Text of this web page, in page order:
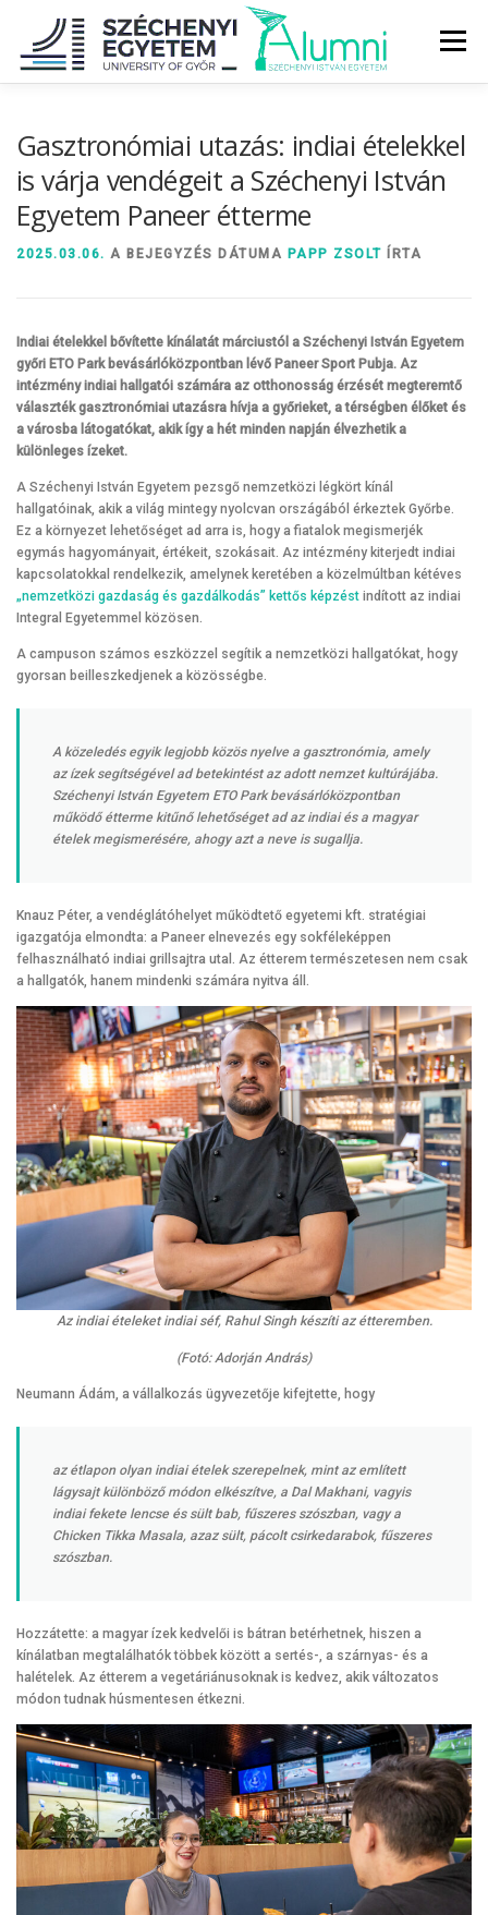
tartalomhoz
Menü
DIPLOMAÁTADÓ DIPLOMÁN TÚL
Gasztronómiai utazás: indiai ételekkel
is várja vendégeit a Széchenyi István
Egyetem Paneer étterme
2025.03.06. A BEJEGYZÉS DÁTUMA PAPP ZSOLT ÍRTA
Indiai ételekkel bővítette kínálatát márciustól a Széchenyi István Egyetem
győri ETO Park bevásárlóközpontban lévő Paneer Sport Pubja. Az
intézmény indiai hallgatói számára az otthonosság érzését megteremtő
választék gasztronómiai utazásra hívja a győrieket, a térségben élőket és
a városba látogatókat, akik így a hét minden napján élvezhetik a
különleges ízeket.
A Széchenyi István Egyetem pezsgő nemzetközi légkört kínál
hallgatóinak, akik a világ mintegy nyolcvan országából érkeztek Győrbe.
Ez a környezet lehetőséget ad arra is, hogy a fiatalok megismerjék
egymás hagyományait, értékeit, szokásait. Az intézmény kiterjedt indiai
kapcsolatokkal rendelkezik, amelynek keretében a közelmúltban kétéves
„nemzetközi gazdaság és gazdálkodás” kettős képzést indított az indiai
Integral Egyetemmel közösen.
A campuson számos eszközzel segítik a nemzetközi hallgatókat, hogy
gyorsan beilleszkedjenek a közösségbe.
A közeledés egyik legjobb közös nyelve a gasztronómia, amely
az ízek segítségével ad betekintést az adott nemzet kultúrájába.
Széchenyi István Egyetem ETO Park bevásárlóközpontban
működő étterme kitűnő lehetőséget ad az indiai és a magyar
ételek megismerésére, ahogy azt a neve is sugallja.
Knauz Péter, a vendéglátóhelyet működtető egyetemi kft. stratégiai
igazgatója elmondta: a Paneer elnevezés egy sokféleképpen
felhasználható indiai grillsajtra utal. Az étterem természetesen nem csak
a hallgatók, hanem mindenki számára nyitva áll.
Az indiai ételeket indiai séf, Rahul Singh készíti az étteremben.
(Fotó: Adorján András)
Neumann Ádám, a vállalkozás ügyvezetője kifejtette, hogy
az étlapon olyan indiai ételek szerepelnek, mint az említett
lágysajt különböző módon elkészítve, a Dal Makhani, vagyis
indiai fekete lencse és sült bab, fűszeres szószban, vagy a
Chicken Tikka Masala, azaz sült, pácolt csirkedarabok, fűszeres
szószban.
Hozzátette: a magyar ízek kedvelői is bátran betérhetnek, hiszen a
kínálatban megtalálhatók többek között a sertés-, a szárnyas- és a
halételek. Az étterem a vegetáriánusoknak is kedvez, akik változatos
módon tudnak húsmentesen étkezni.